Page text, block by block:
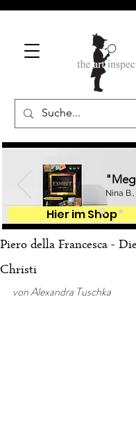
Nina
Hier im Shop
Piero della Francesca -
Christi
von Alexandra Tuschka